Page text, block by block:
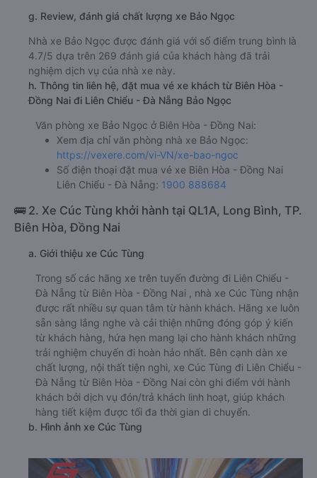
g. Review, đánh giá chất lượng xe Bảo Ngọc
Nhà xe Bảo Ngọc được đánh giá với số điểm trung bình là
4.7/5 dựa trên 269 đánh giá của khách hàng đã trải
nghiệm dịch vụ của nhà xe này.
h. Thông tin liên hệ, đặt mua vé xe khách từ Biên Hòa -
Đồng Nai đi Liên Chiểu - Đà Nẵng Bảo Ngọc
Văn phòng xe Bảo Ngọc ở Biên Hòa - Đồng Nai:
Xem địa chỉ văn phòng nhà xe Bảo Ngọc:
https://vexere.com/vi-VN/xe-bao-ngoc
Số điện thoại đặt mua vé xe Biên Hòa - Đồng Nai
Liên Chiểu - Đà Nẵng: 1900 888684
🚌 2. Xe Cúc Tùng khởi hành tại QL1A, Long Bình, TP.
Biên Hòa, Đồng Nai
a. Giới thiệu xe Cúc Tùng
Trong số các hãng xe trên tuyến đường đi Liên Chiểu -
Đà Nẵng từ Biên Hòa - Đồng Nai , nhà xe Cúc Tùng nhận
được rất nhiều sự quan tâm từ hành khách. Hãng xe luôn
sẵn sàng lắng nghe và cải thiện những đóng góp ý kiến
từ khách hàng, hứa hẹn mang lại cho hành khách những
trải nghiệm chuyến đi hoàn hảo nhất. Bên cạnh dàn xe
chất lượng, nội thất tiện nghi, xe Cúc Tùng đi Liên Chiểu -
Đà Nẵng từ Biên Hòa - Đồng Nai còn ghi điểm với hành
khách bởi dịch vụ đón/trả khách linh hoạt, giúp khách
hàng tiết kiệm được tối đa thời gian di chuyển.
b. Hình ảnh xe Cúc Tùng